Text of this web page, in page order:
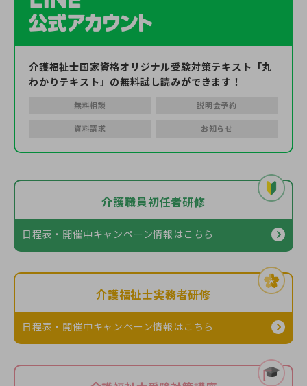
介護福祉士国家資格オリジナル受験対策テキスト「丸
わかりテキスト」の無料試し読みができます！
無料相談 説明会予約
資料請求 お知らせ
介護職員初任者研修
日程表・開催中キャンペーン情報 はこちら
介護福祉士実務者研修
日程表・開催中キャンペーン情報 はこちら